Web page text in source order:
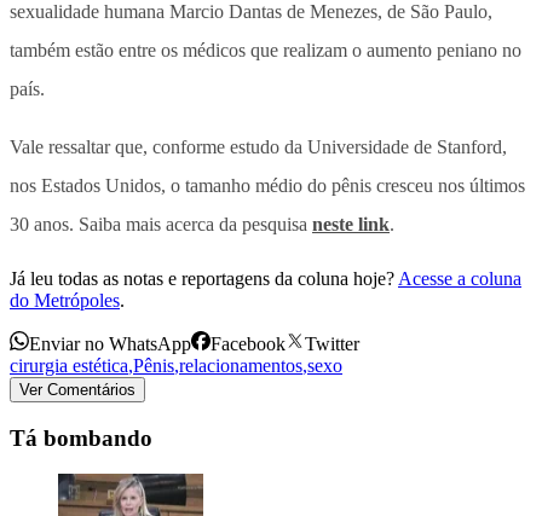
sexualidade humana Marcio Dantas de Menezes, de São Paulo,
também estão entre os médicos que realizam o aumento peniano no
país.
Vale ressaltar que, conforme estudo da Universidade de Stanford,
nos Estados Unidos, o tamanho médio do pênis cresceu nos últimos
30 anos. Saiba mais acerca da pesquisa neste link.
Já leu todas as notas e reportagens da coluna hoje? Acesse a coluna
do Metrópoles.
Enviar no WhatsApp Facebook
Twitter
cirurgia estética,Pênis,relacionamentos,sexo
Ver Comentários
Tá bombando